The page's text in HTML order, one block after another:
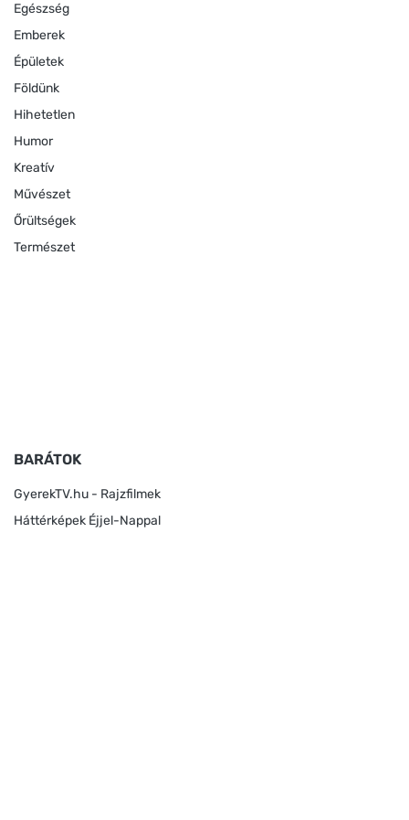
Egészség
Emberek
Épületek
Földünk
Hihetetlen
Humor
Kreatív
Művészet
Őrültségek
Természet
BARÁTOK
GyerekTV.hu - Rajzfilmek
Háttérképek Éjjel-Nappal